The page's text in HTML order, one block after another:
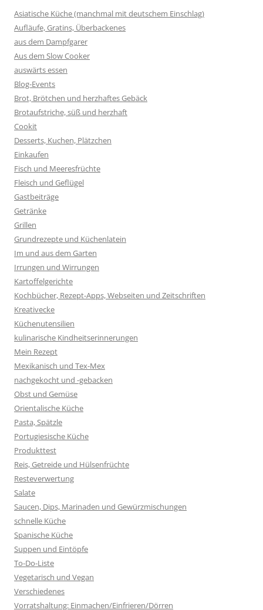
Asiatische Küche (manchmal mit deutschem Einschlag)
Aufläufe, Gratins, Überbackenes
aus dem Dampfgarer
Aus dem Slow Cooker
auswärts essen
Blog-Events
Brot, Brötchen und herzhaftes Gebäck
Brotaufstriche, süß und herzhaft
Cookit
Desserts, Kuchen, Plätzchen
Einkaufen
Fisch und Meeresfrüchte
Fleisch und Geflügel
Gastbeiträge
Getränke
Grillen
Grundrezepte und Küchenlatein
Im und aus dem Garten
Irrungen und Wirrungen
Kartoffelgerichte
Kochbücher, Rezept-Apps, Webseiten und Zeitschriften
Kreativecke
Küchenutensilien
kulinarische Kindheitserinnerungen
Mein Rezept
Mexikanisch und Tex-Mex
nachgekocht und -gebacken
Obst und Gemüse
Orientalische Küche
Pasta, Spätzle
Portugiesische Küche
Produkttest
Reis, Getreide und Hülsenfrüchte
Resteverwertung
Salate
Saucen, Dips, Marinaden und Gewürzmischungen
schnelle Küche
Spanische Küche
Suppen und Eintöpfe
To-Do-Liste
Vegetarisch und Vegan
Verschiedenes
Vorratshaltung: Einmachen/Einfrieren/Dörren